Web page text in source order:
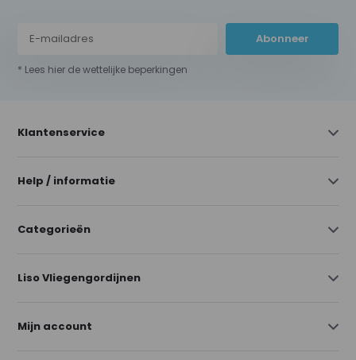
Abonneer
* Lees hier de wettelijke beperkingen
Klantenservice
Help / informatie
Categorieën
Liso Vliegengordijnen
Mijn account